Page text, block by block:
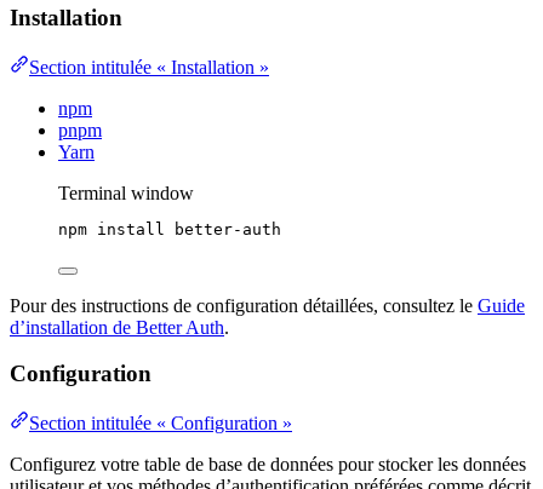
Installation
Section intitulée « Installation »
npm
pnpm
Yarn
Terminal window
npm install better-auth
Pour des instructions de configuration détaillées, consultez le Guide
d’installation de Better Auth.
Configuration
Section intitulée « Configuration »
Configurez votre table de base de données pour stocker les données